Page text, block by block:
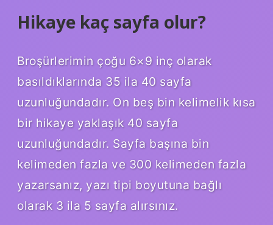
Hikaye kaç sayfa olur?
Broşürlerimin çoğu 6×9 inç olarak
basıldıklarında 35 ila 40 sayfa
uzunluğundadır. On beş bin kelimelik kısa
bir hikaye yaklaşık 40 sayfa
uzunluğundadır. Sayfa başına bin
kelimeden fazla ve 300 kelimeden fazla
yazarsanız, yazı tipi boyutuna bağlı
olarak 3 ila 5 sayfa alırsınız.